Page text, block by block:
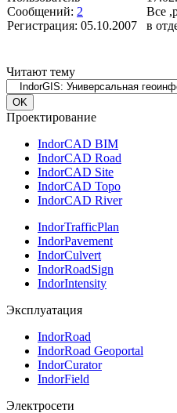
Сообщений: 2
Регистрация: 05.10.2007
Все
в
Читают тему
Проектирование
IndorCAD BIM
IndorCAD Road
IndorCAD Site
IndorCAD Topo
IndorCAD River
IndorTrafficPlan
IndorPavement
IndorCulvert
IndorRoadSign
IndorIntensity
Эксплуатация
IndorRoad
IndorRoad Geoportal
IndorCurator
IndorField
Электросети